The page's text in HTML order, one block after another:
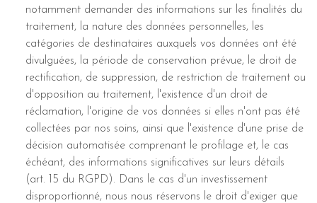
notamment demander des informations sur les finalités du
traitement, la nature des données personnelles, les
catégories de destinataires auxquels vos données ont été
divulguées, la période de conservation prévue, le droit de
rectification, de suppression, de restriction de traitement ou
d'opposition au traitement, l'existence d'un droit de
réclamation, l'origine de vos données si elles n'ont pas été
collectées par nos soins, ainsi que l'existence d'une prise de
décision automatisée comprenant le profilage et, le cas
échéant, des informations significatives sur leurs détails
(art. 15 du RGPD). Dans le cas d'un investissement
disproportionné, nous nous réservons le droit d'exiger que